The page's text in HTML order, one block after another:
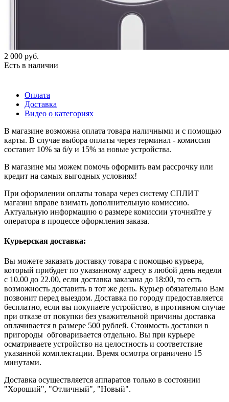
2 000 руб.
Есть в наличии
Оплата
Доставка
Видео о категориях
В магазине возможна оплата товара наличными и с помощью
карты. В случае выбора оплаты через терминал - комиссия
составит 10% за б/у и 15% за новые устройства.
В магазине мы можем помочь оформить вам рассрочку или
кредит на самых выгодных условиях!
При оформлении оплаты товара через систему СПЛИТ
магазин вправе взимать дополнительную комиссию.
Актуальную информацию о размере комиссии уточняйте у
оператора в процессе оформления заказа.
Курьерская доставка:
Вы можете заказать доставку товара с помощью курьера,
который прибудет по указанному адресу в любой день недели
с 10.00 до 22.00, если доставка заказана до 18:00, то есть
возможность доставить в тот же день. Курьер обязательно Вам
позвонит перед выездом. Доставка по городу предоставляется
бесплатно, если вы покупаете устройство, в противном случае
при отказе от покупки без уважительной причины доставка
оплачивается в размере 500 рублей. Стоимость доставки в
пригороды обговаривается отдельно. Вы при курьере
осматриваете устройство на целостность и соответствие
указанной комплектации. Время осмотра ограничено 15
минутами.
Доставка осуществляется аппаратов только в состоянии
"Хороший", "Отличный", "Новый".